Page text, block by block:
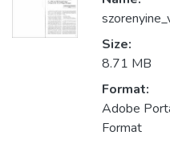
Size:
8.71 MB
Format:
Adobe
Format